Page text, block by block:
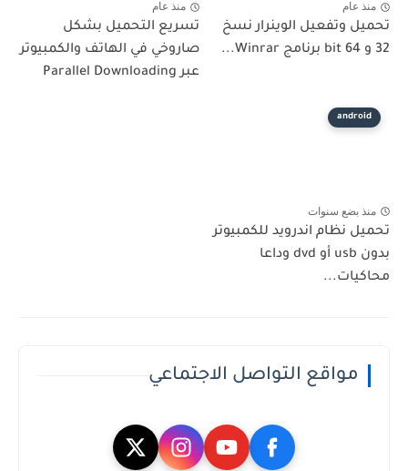
منذ عام
تحميل وتفعيل الوينرار نسخ
32 و 64 bit برنامج Winrar...
منذ عام
تسريع التحميل بشكل
صاروخي في الهاتف والكمبيوتر
عبر Parallel Downloading
android
منذ بضع سنوات
تحميل نظام اندرويد للكمبيوتر
بدون usb أو dvd وداعا
محاكيات...
مواقع التواصل الاجتماعي